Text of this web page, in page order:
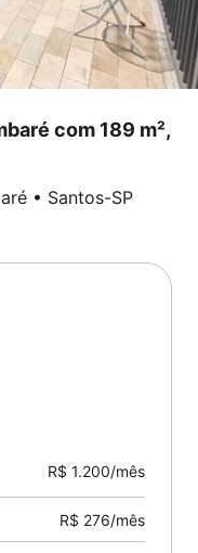
com 189 m²,
• Santos-SP
R$ 1.200/mês
R$ 276/mês